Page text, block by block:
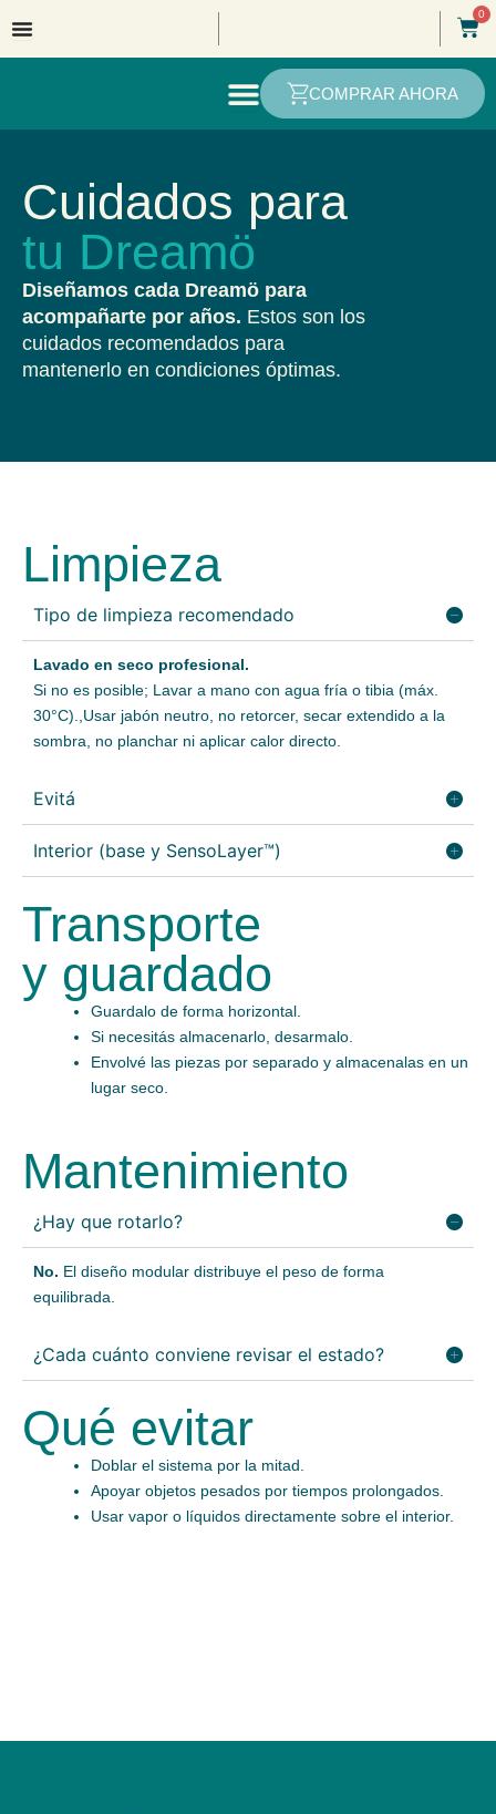
0
COMPRAR AHORA
Cuidados para
tu Dreamö
Diseñamos cada Dreamö para
acompañarte por años. Estos son los
cuidados recomendados para
mantenerlo en condiciones óptimas.
Limpieza
Tipo de limpieza recomendado
Lavado en seco profesional.
Si no es posible; Lavar a mano con agua fría o tibia (máx.
30°C).,Usar jabón neutro, no retorcer, secar extendido a la
sombra, no planchar ni aplicar calor directo.
Evitá
Interior (base y SensoLayer™)
Transporte
y guardado
Guardalo de forma horizontal.
Si necesitás almacenarlo, desarmalo.
Envolvé las piezas por separado y almacenalas en un
lugar seco.
Mantenimiento
¿Hay que rotarlo?
No. El diseño modular distribuye el peso de forma
equilibrada.
¿Cada cuánto conviene revisar el estado?
Qué evitar
Doblar el sistema por la mitad.
Apoyar objetos pesados por tiempos prolongados.
Usar vapor o líquidos directamente sobre el interior.